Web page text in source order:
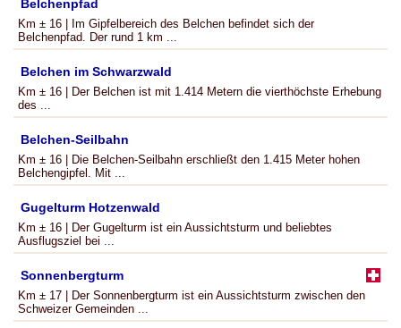
Belchenpfad
Km ± 16 | Im Gipfelbereich des Belchen befindet sich der
Belchenpfad. Der rund 1 km ...
Belchen im Schwarzwald
Km ± 16 | Der Belchen ist mit 1.414 Metern die vierthöchste Erhebung
des ...
Belchen-Seilbahn
Km ± 16 | Die Belchen-Seilbahn erschließt den 1.415 Meter hohen
Belchengipfel. Mit ...
Gugelturm Hotzenwald
Km ± 16 | Der Gugelturm ist ein Aussichtsturm und beliebtes
Ausflugsziel bei ...
Sonnenbergturm
Km ± 17 | Der Sonnenbergturm ist ein Aussichtsturm zwischen den
Schweizer Gemeinden ...